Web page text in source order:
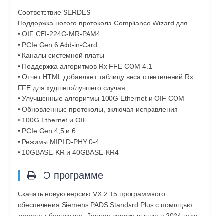
Соответствие SERDES
Поддержка нового протокола Compliance Wizard для
• OIF CEI-224G-MR-PAM4
• PCIe Gen 6 Add-in-Card
• Каналы системной платы
• Поддержка алгоритмов Rx FFE COM 4.1
• Отчет HTML добавляет таблицу веса ответвлений Rx
FFE для худшего/лучшего случая
• Улучшенные алгоритмы 100G Ethernet и OIF COM
• Обновленные протоколы, включая исправления
• 100G Ethernet и OIF
• PCIe Gen 4,5 и 6
• Режимы MIPI D-PHY 0-4
• 10GBASE-KR и 40GBASE-KR4
О программе
Скачать новую версию VX 2.15 программного
обеспечения Siemens PADS Standard Plus с помощью